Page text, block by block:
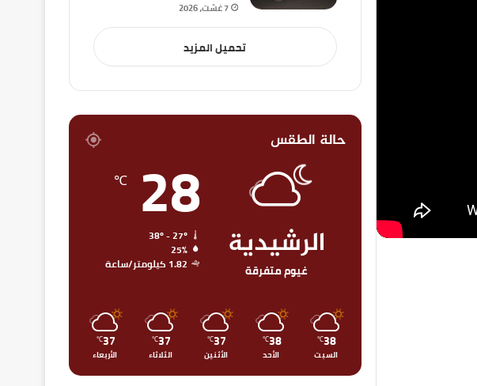
7 غشت، 2026
تحميل المزيد
حالة الطقس
الرشيدية
غيوم متفرقة
28
℃
38º - 27º
25%
1.82 كيلومتر/ساعة
38
℃
السبت
38
℃
الأحد
37
℃
الأثنين
37
℃
الثلاثاء
37
℃
الأربعاء